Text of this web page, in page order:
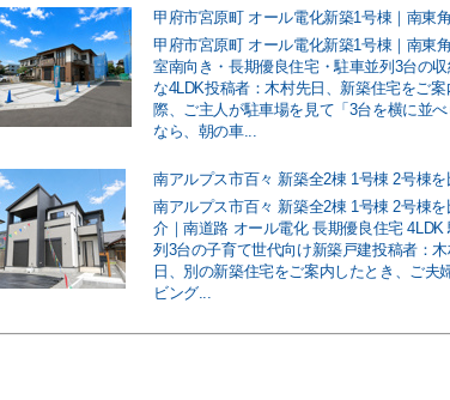
甲府市宮原町 オール電化新築1号棟｜南東
室南向き・長期優良住宅・駐車並列3台の
な4LDK投稿者：木村先日、新築住宅をご案
際、ご主人が駐車場を見て「3台を横に並
なら、朝の車...
南アルプス市百々 新築全2棟 1号棟 2号棟を
介｜南道路 オール電化 長期優良住宅 4LDK
列3台の子育て世代向け新築戸建投稿者：
日、別の新築住宅をご案内したとき、ご夫
ビング...